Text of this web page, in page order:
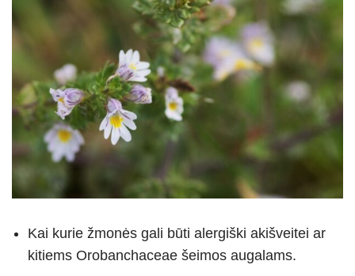
Kai kurie žmonės gali būti alergiški akišveitei ar
kitiems Orobanchaceae šeimos augalams.